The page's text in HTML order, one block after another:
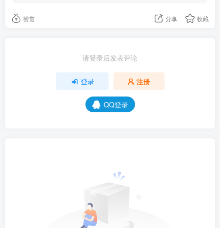
赞赏 分享 收藏
请登录后发表评论
登录 注册
QQ登录